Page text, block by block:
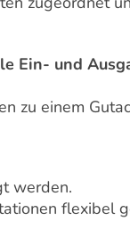
Ein- und
zu einem
werden.
flexibel